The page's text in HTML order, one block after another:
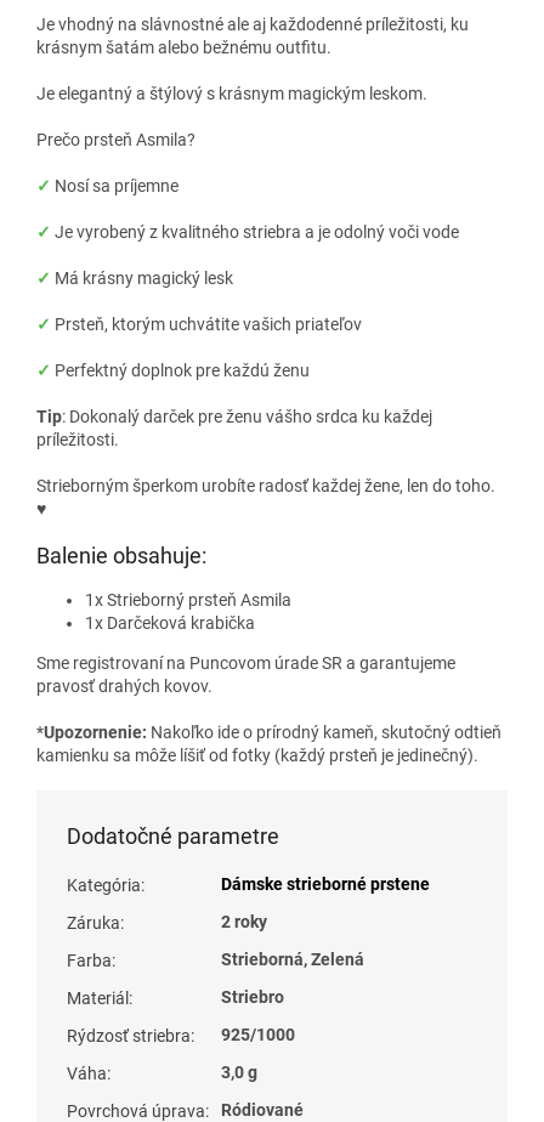
Je vhodný na slávnostné ale aj každodenné príležitosti, ku
krásnym šatám alebo bežnému outfitu.
Je elegantný a štýlový s krásnym magickým leskom.
Prečo prsteň Asmila?
✓ Nosí sa príjemne
✓ Je vyrobený z kvalitného striebra a je odolný voči vode
✓ Má krásny magický lesk
✓ Prsteň, ktorým uchvátite vašich priateľov
✓ Perfektný doplnok pre každú ženu
Tip: Dokonalý darček pre ženu vášho srdca ku každej
príležitosti.
Strieborným šperkom urobíte radosť každej žene, len do toho.
♥
Balenie obsahuje:
1x Strieborný prsteň Asmila
1x Darčeková krabička
Sme registrovaní na Puncovom úrade SR a garantujeme
pravosť drahých kovov.
*Upozornenie: Nakoľko ide o prírodný kameň, skutočný odtieň
kamienku sa môže líšiť od fotky (každý prsteň je jedinečný).
Dodatočné parametre
Kategória:
Dámske strieborné prstene
Záruka:
2 roky
Farba:
Strieborná, Zelená
Materiál :
Striebro
Rýdzosť striebra:
925/1000
Váha:
3,0 g
Povrchová úprava: Ródiované